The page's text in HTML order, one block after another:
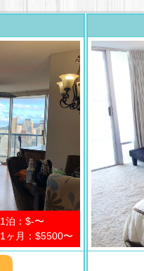
1泊：$-〜
1ヶ月：$5500〜